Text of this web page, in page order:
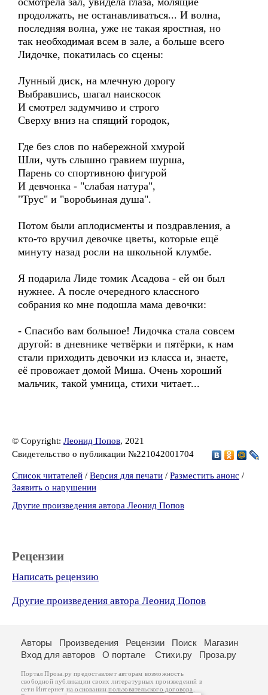
продолжать, не останавливаться... И волна,
последняя волна, уже не такая яростная, но
так необходимая всем в зале, а больше всего
Лидочке, покатилась со сцены:
Лунный диск, на млечную дорогу
Выбравшись, шагал наискосок
И смотрел задумчиво и строго
Сверху вниз на спящий городок,
Где без слов по набережной хмурой
Шли, чуть слышно гравием шурша,
Парень со спортивною фигурой
И девчонка - "слабая натура",
"Трус" и "воробьиная душа".
Потом были аплодисменты и поздравления, а
кто-то вручил девочке цветы, которые ещё
минуту назад росли на школьной клумбе.
Я подарила Лиде томик Асадова - ей он был
нужнее. А после очередного классного
собрания ко мне подошла мама девочки:
- Спасибо вам большое! Лидочка стала совсем
другой: в дневнике четвёрки и пятёрки, к нам
стали приходить девочки из класса и, знаете,
её провожает домой Миша. Очень хороший
мальчик, такой умница, стихи читает...
© Copyright: Леонид Попов, 2021
Свидетельство о публикации №221042001704
Список читателей / Версия для печати / Разместить анонс /
Заявить о нарушении
Другие произведения автора Леонид Попов
Рецензии
Написать рецензию
Другие произведения автора Леонид Попов
Авторы Произведения Рецензии Поиск
Магазин
Вход для авторов
О портале Стихи.ру Проза.ру
Портал Проза.ру предоставляет авторам возможность
свободной публикации своих литературных произведений в
сети Интернет на основаниипользовательского договора